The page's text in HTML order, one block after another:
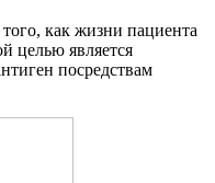
как жизни пациента
целью является
посредствам